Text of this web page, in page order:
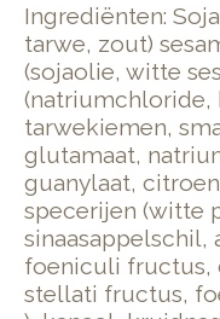
Ingrediënten:
tarwe, zout)
(sojaolie, witte
(natriumchloride,
tarwekiemen,
glutamaat,
guanylaat,
specerijen (witte
sinaasappelschil,
foeniculi fructus,
stellati fructus,